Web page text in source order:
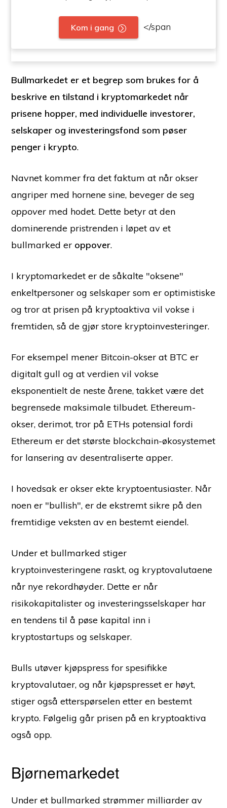
Kom i gang </span
Bullmarkedet er et begrep som brukes for å
beskrive en tilstand i kryptomarkedet når
prisene hopper, med individuelle investorer,
selskaper og investeringsfond som pøser
penger i krypto.
Navnet kommer fra det faktum at når okser
angriper med hornene sine, beveger de seg
oppover med hodet. Dette betyr at den
dominerende pristrenden i løpet av et
bullmarked er oppover.
I kryptomarkedet er de såkalte "oksene"
enkeltpersoner og selskaper som er optimistiske
og tror at prisen på kryptoaktiva vil vokse i
fremtiden, så de gjør store kryptoinvesteringer.
For eksempel mener Bitcoin-okser at BTC er
digitalt gull og at verdien vil vokse
eksponentielt de neste årene, takket være det
begrensede maksimale tilbudet. Ethereum-
okser, derimot, tror på ETHs potensial fordi
Ethereum er det største blockchain-økosystemet
for lansering av desentraliserte apper.
I hovedsak er okser ekte kryptoentusiaster. Når
noen er "bullish", er de ekstremt sikre på den
fremtidige veksten av en bestemt eiendel.
Under et bullmarked stiger
kryptoinvesteringene raskt, og kryptovalutaene
når nye rekordhøyder. Dette er når
risikokapitalister og investeringsselskaper har
en tendens til å pøse kapital inn i
kryptostartups og selskaper.
Bulls utøver kjøpspress for spesifikke
kryptovalutaer, og når kjøpspresset er høyt,
stiger også etterspørselen etter en bestemt
krypto. Følgelig går prisen på en kryptoaktiva
også opp.
Bjørnemarkedet
Under et bullmarked strømmer milliarder av